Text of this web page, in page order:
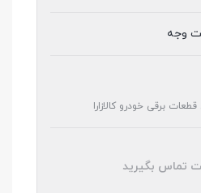
برقی خودرو کالازارا
تماس بگیرید